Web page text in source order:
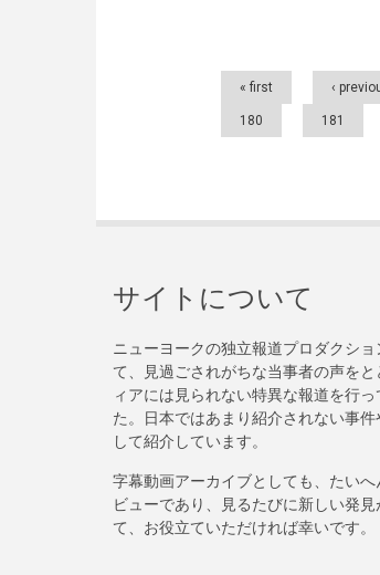
Pages
« first ‹
180 181
サイトについて
ニューヨークの独立報道プロダクシ
て、見過ごされがちな当事者の声を
ィアには見られない特異な報道を行
た。日本ではあまり紹介されない事
して紹介しています。
字幕動画アーカイブとしても、たい
ビューであり、見るたびに新しい発
て、お役立ていただければ幸いです。